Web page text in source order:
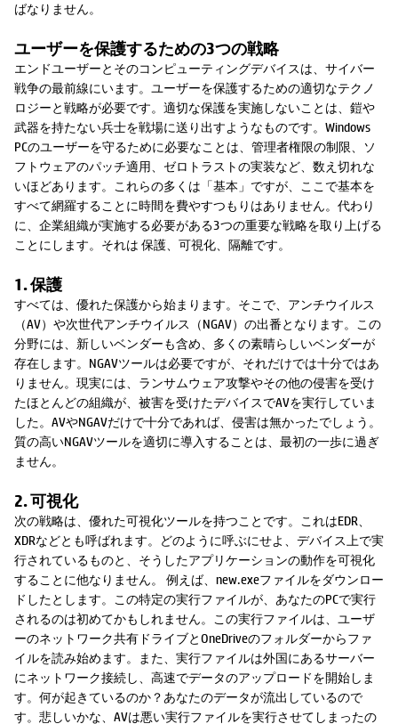
ばなりません。
ユーザーを保護するための3つの戦略
エンドユーザーとそのコンピューティングデバイスは、サイバー
戦争の最前線にいます。ユーザーを保護するための適切なテクノ
ロジーと戦略が必要です。適切な保護を実施しないことは、鎧や
武器を持たない兵士を戦場に送り出すようなものです。Windows
PCのユーザーを守るために必要なことは、管理者権限の制限、ソ
フトウェアのパッチ適用、ゼロトラストの実装など、数え切れな
いほどあります。これらの多くは「基本」ですが、ここで基本を
すべて網羅することに時間を費やすつもりはありません。代わり
に、企業組織が実施する必要がある3つの重要な戦略を取り上げる
ことにします。それは 保護、可視化、隔離です。
1. 保護
すべては、優れた保護から始まります。そこで、アンチウイルス
（AV）や次世代アンチウイルス（NGAV）の出番となります。この
分野には、新しいベンダーも含め、多くの素晴らしいベンダーが
存在します。NGAVツールは必要ですが、それだけでは十分ではあ
りません。現実には、ランサムウェア攻撃やその他の侵害を受け
たほとんどの組織が、被害を受けたデバイスでAVを実行していま
した。AVやNGAVだけで十分であれば、侵害は無かったでしょう。
質の高いNGAVツールを適切に導入することは、最初の一歩に過ぎ
ません。
2. 可視化
次の戦略は、優れた可視化ツールを持つことです。これはEDR、
XDRなどとも呼ばれます。どのように呼ぶにせよ、デバイス上で実
行されているものと、そうしたアプリケーションの動作を可視化
することに他なりません。 例えば、new.exeファイルをダウンロー
ドしたとします。この特定の実行ファイルが、あなたのPCで実行
されるのは初めてかもしれません。この実行ファイルは、ユーザ
ーのネットワーク共有ドライブとOneDriveのフォルダーからファ
イルを読み始めます。また、実行ファイルは外国にあるサーバー
にネットワーク接続し、高速でデータのアップロードを開始しま
す。何が起きているのか？あなたのデータが流出しているので
す。悲しいかな、AVは悪い実行ファイルを実行させてしまったの